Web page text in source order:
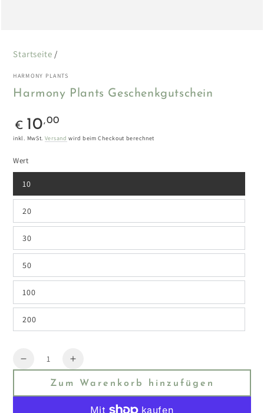
Startseite /
HARMONY PLANTS
Harmony Plants Geschenkgutschein
Regulärer
Preis
€ 10,00
inkl. MwSt. Versand wird beim Checkout berechnet
Wert
10
20
30
50
100
200
Menge
ReduzierenErhöhen
Sie
die
Zum Warenkorb hinzufügen